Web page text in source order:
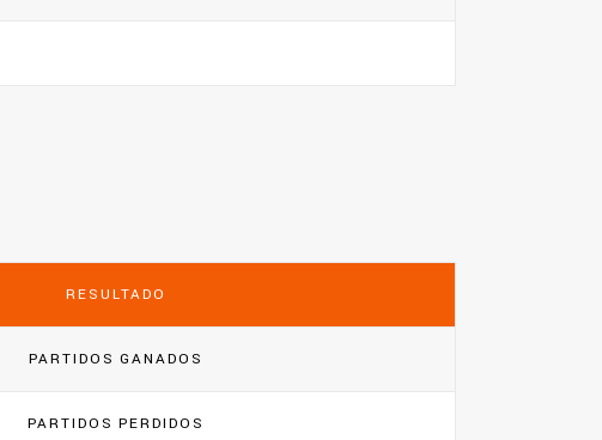
RESULTADO
PARTIDOS GANADOS
PARTIDOS PERDIDOS